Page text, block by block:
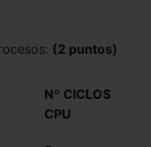
(2 puntos)
Nº CICLOS
CPU